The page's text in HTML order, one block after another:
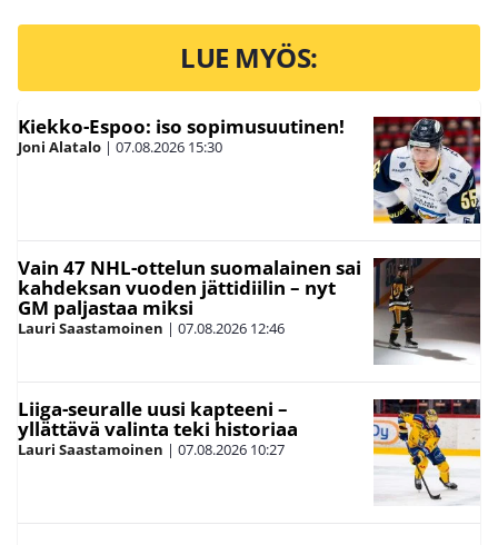
LUE MYÖS:
Kiekko-Espoo: iso sopimusuutinen!
Joni Alatalo | 07.08.2026 15:30
Vain 47 NHL-ottelun suomalainen sai
kahdeksan vuoden jättidiilin – nyt
GM paljastaa miksi
Lauri Saastamoinen | 07.08.2026 12:46
Liiga-seuralle uusi kapteeni –
yllättävä valinta teki historiaa
Lauri Saastamoinen | 07.08.2026 10:27